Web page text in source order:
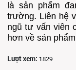
là sản phẩm
trường. Liên hệ
ngũ tư vấn viên
hơn về sản phẩm
Lượt xem: 1829